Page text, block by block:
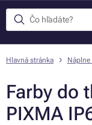
Hlavná stránka
Farby do
PIXMA